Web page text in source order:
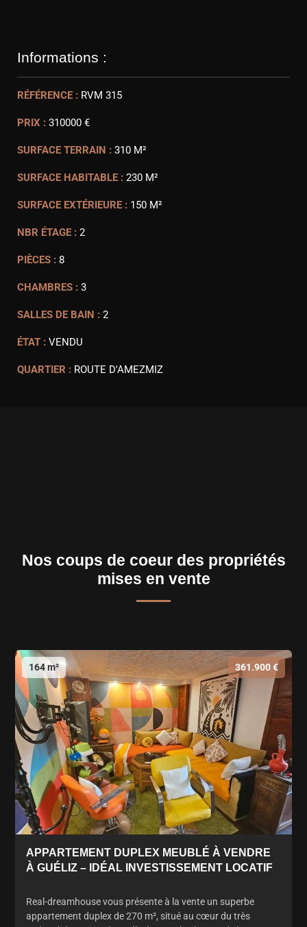
Informations :
RÉFÉRENCE : RVM 315
PRIX : 310000 €
SURFACE TERRAIN : 310 M²
SURFACE HABITABLE : 230 M²
SURFACE EXTÉRIEURE : 150 M²
NBR ÉTAGE : 2
PIÈCES : 8
CHAMBRES : 3
SALLES DE BAIN : 2
ÉTAT : VENDU
QUARTIER : ROUTE D'AMEZMIZ
Nos coups de coeur des propriétés
mises en vente
164 m² 361.900 €
APPARTEMENT DUPLEX MEUBLÉ À VENDRE
À GUÉLIZ – IDÉAL INVESTISSEMENT LOCATIF
Real-dreamhouse vous présente à la vente un superbe
appartement duplex de 270 m², situé au cœur du très